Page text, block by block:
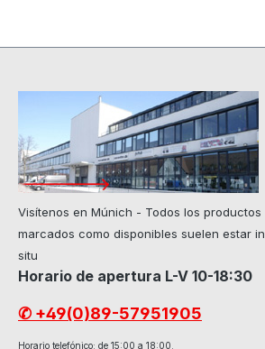
Visítenos en Múnich - Todos los productos
marcados como disponibles suelen estar in
situ
Horario de apertura L-V 10-18:30
✆ +49(0)89-57951905
Horario telefónico: de 15:00 a 18:00.